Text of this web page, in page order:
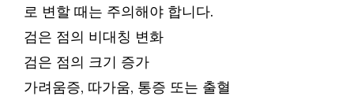
로 변할 때는 주의해야 합니다.
검은 점의 비대칭 변화
검은 점의 크기 증가
가려움증, 따가움, 통증 또는 출혈